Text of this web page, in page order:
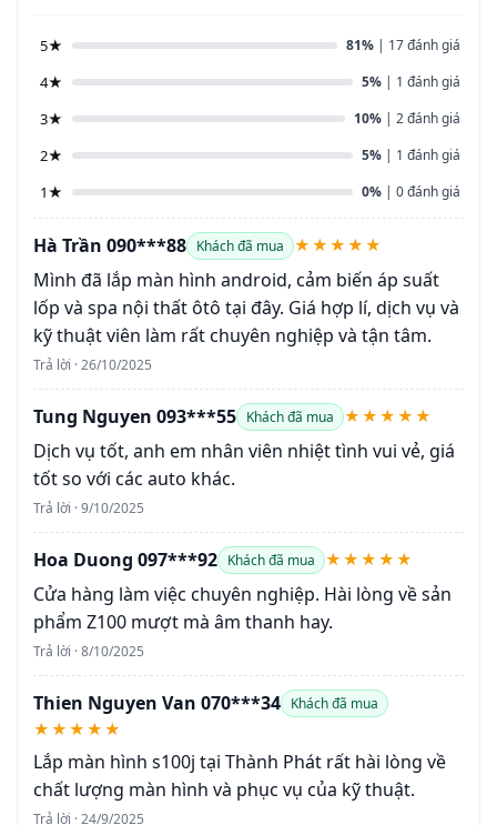
5★ 81% | 17 đánh giá
4★ 5% | 1 đánh giá
3★ 10% | 2 đánh giá
2★ 5% | 1 đánh giá
1★ 0% | 0 đánh giá
Hà Trần 090***88 Khách đã mua ★★★★★
Mình đã lắp màn hình android, cảm biến áp suất
lốp và spa nội thất ôtô tại đây. Giá hợp lí, dịch vụ và
kỹ thuật viên làm rất chuyên nghiệp và tận tâm.
Trả lời · 26/10/2025
Tung Nguyen 093***55 Khách đã mua ★★★★★
Dịch vụ tốt, anh em nhân viên nhiệt tình vui vẻ, giá
tốt so với các auto khác.
Trả lời · 9/10/2025
Hoa Duong 097***92 Khách đã mua ★★★★★
Cửa hàng làm việc chuyên nghiệp. Hài lòng về sản
phẩm Z100 mượt mà âm thanh hay.
Trả lời · 8/10/2025
Thien Nguyen Van 070***34 Khách đã mua
★★★★★
Lắp màn hình s100j tại Thành Phát rất hài lòng về
chất lượng màn hình và phục vụ của kỹ thuật.
Trả lời · 24/9/2025